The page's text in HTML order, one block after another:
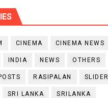
CINEMA CINEMA NEWS
INDIA NEWS OTHERS
RASIPALAN SLIDER
SRI LANKA SRILANKA